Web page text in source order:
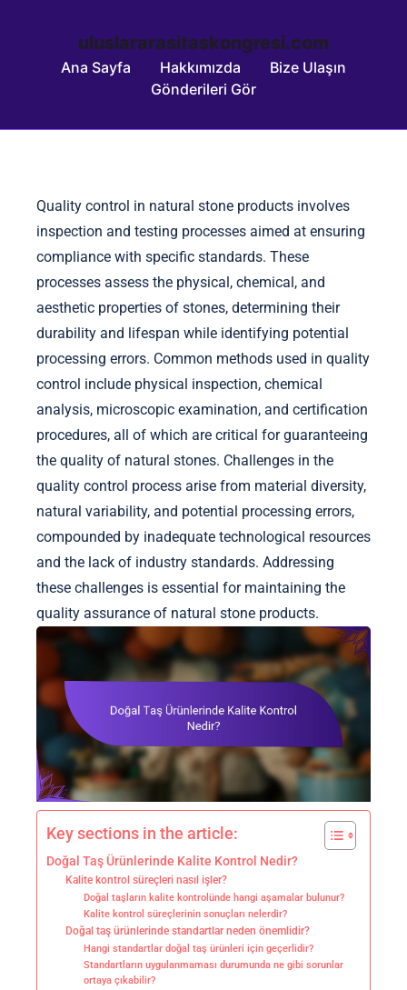
uluslararasitaskongresi.com
Ana Sayfa Hakkımızda
Bize Ulaşın
Gönderileri Gör
Quality control in natural stone products involves
inspection and testing processes aimed at ensuring
compliance with specific standards. These
processes assess the physical, chemical, and
aesthetic properties of stones, determining their
durability and lifespan while identifying potential
processing errors. Common methods used in quality
control include physical inspection, chemical
analysis, microscopic examination, and certification
procedures, all of which are critical for guaranteeing
the quality of natural stones. Challenges in the
quality control process arise from material diversity,
natural variability, and potential processing errors,
compounded by inadequate technological resources
and the lack of industry standards. Addressing
these challenges is essential for maintaining the
quality assurance of natural stone products.
Key sections in the article:
Doğal Taş Ürünlerinde Kalite Kontrol Nedir?
Kalite kontrol süreçleri nasıl işler?
Doğal taşların kalite kontrolünde hangi aşamalar bulunur?
Kalite kontrol süreçlerinin sonuçları nelerdir?
Doğal taş ürünlerinde standartlar neden önemlidir?
Hangi standartlar doğal taş ürünleri için geçerlidir?
Standartların uygulanmaması durumunda ne gibi sorunlar
ortaya çıkabilir?